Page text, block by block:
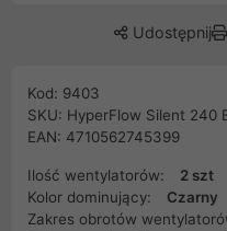
Udostępnij
Kod: 9403
SKU: HyperFlow Silent 240
EAN: 4710562745399
Ilość wentylatorów:
2 szt
Kolor dominujący:
Czarny
Zakres obrotów